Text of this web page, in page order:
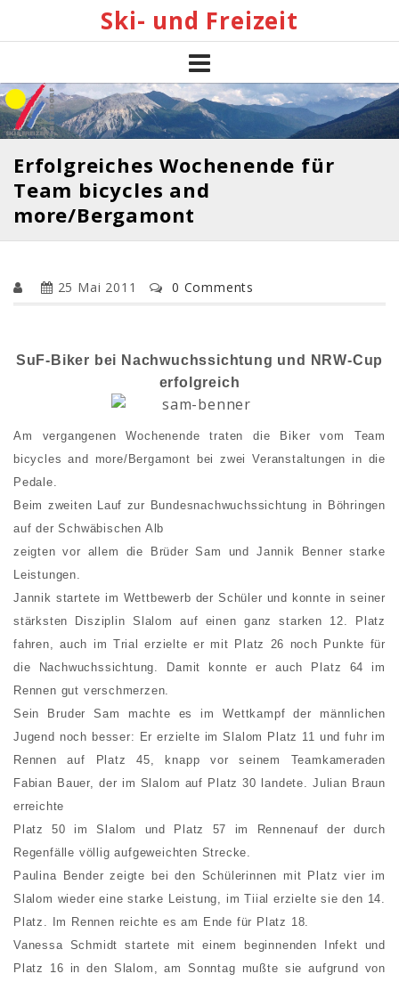
Ski- und Freizeit
Erfolgreiches Wochenende für
Team bicycles and
more/Bergamont
25 Mai 2011 0 Comments
SuF-Biker bei Nachwuchssichtung und NRW-Cup
erfolgreich
Am vergangenen Wochenende traten die Biker vom Team
bicycles and more/Bergamont bei zwei Veranstaltungen in die
Pedale.
Beim zweiten Lauf zur Bundesnachwuchssichtung in Böhringen
auf der Schwäbischen Alb
zeigten vor allem die Brüder Sam und Jannik Benner starke
Leistungen.
Jannik startete im Wettbewerb der Schüler und konnte in seiner
stärksten Disziplin Slalom auf einen ganz starken 12. Platz
fahren, auch im Trial erzielte er mit Platz 26 noch Punkte für
die Nachwuchssichtung. Damit konnte er auch Platz 64 im
Rennen gut verschmerzen.
Sein Bruder Sam machte es im Wettkampf der männlichen
Jugend noch besser: Er erzielte im Slalom Platz 11 und fuhr im
Rennen auf Platz 45, knapp vor seinem Teamkameraden
Fabian Bauer, der im Slalom auf Platz 30 landete. Julian Braun
erreichte
Platz 50 im Slalom und Platz 57 im Rennenauf der durch
Regenfälle völlig aufgeweichten Strecke.
Paulina Bender zeigte bei den Schülerinnen mit Platz vier im
Slalom wieder eine starke Leistung, im Tiial erzielte sie den 14.
Platz. Im Rennen reichte es am Ende für Platz 18.
Vanessa Schmidt startete mit einem beginnenden Infekt und
Platz 16 in den Slalom, am Sonntag mußte sie aufgrund von